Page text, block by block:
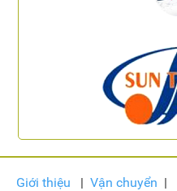
Giới thiệu | Vận chuyển |